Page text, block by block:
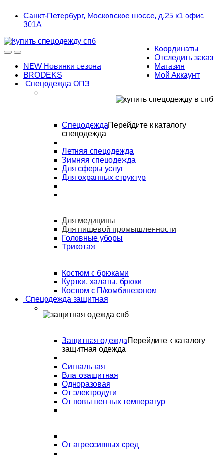
navigation
content
Санкт-Петербург, Московское шоссе, д.25 к1 офис
301А
Координаты
Отследить заказ
Магазин
Мой Аккаунт
NEW Новинки сезона
BRODEKS
Спецодежда ОПЗ
СпецодеждаПерейдите к каталогу
спецодежда
Летняя спецодежда
Зимняя спецодежда
Для сферы услуг
Для охранных структур
Для медицины
Для пищевой промышленности
Головные уборы
Трикотаж
Костюм с брюками
Куртки, халаты, брюки
Костюм с П/комбинезоном
Спецодежда защитная
Защитная одеждаПерейдите к каталогу
защитная одежда
Сигнальная
Влагозащитная
Одноразовая
От электродуги
От повышенных температур
От агрессивных сред